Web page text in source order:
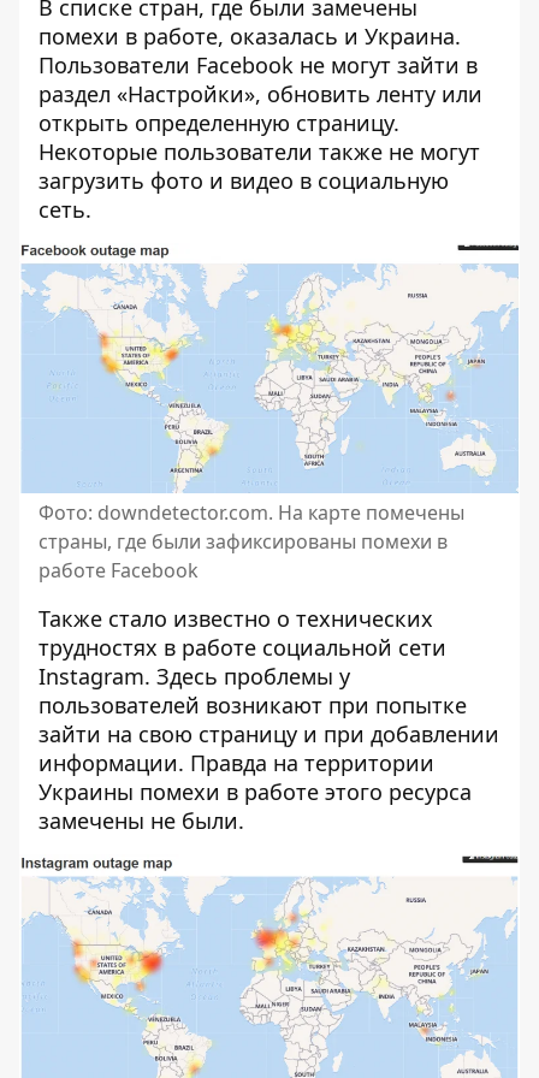
В списке стран, где были замечены
помехи в работе, оказалась и Украина.
Пользователи Facebook не могут зайти в
раздел «Настройки», обновить ленту или
открыть определенную страницу.
Некоторые пользователи также не могут
загрузить фото и видео в социальную
сеть.
Фото: downdetector.com. На карте помечены
страны, где были зафиксированы помехи в
работе Facebook
Также стало известно о технических
трудностях в работе социальной сети
Instagram. Здесь проблемы у
пользователей возникают при попытке
зайти на свою страницу и при добавлении
информации. Правда на территории
Украины помехи в работе этого ресурса
замечены не были.